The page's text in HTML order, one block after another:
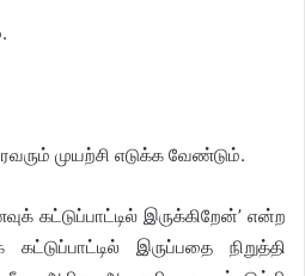
முயற்சி எடுக்க வேண்டும்.
கட்டுப்பாட்டில் இருக்கிறேன்’ என்ற
இருப்பதை நிறுத்தி